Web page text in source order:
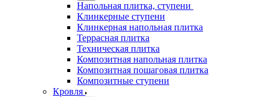
Напольная плитка, ступени
Клинкерные ступени
Клинкерная напольная плитка
Террасная плитка
Техническая плитка
Композитная напольная плитка
Композитная пошаговая плитка
Композитные ступени
Кровля